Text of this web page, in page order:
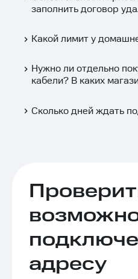
заполнить договор
Какой лимит у
Нужно ли отдельно
кабели? В каких
Сколько дней ждать
адресу